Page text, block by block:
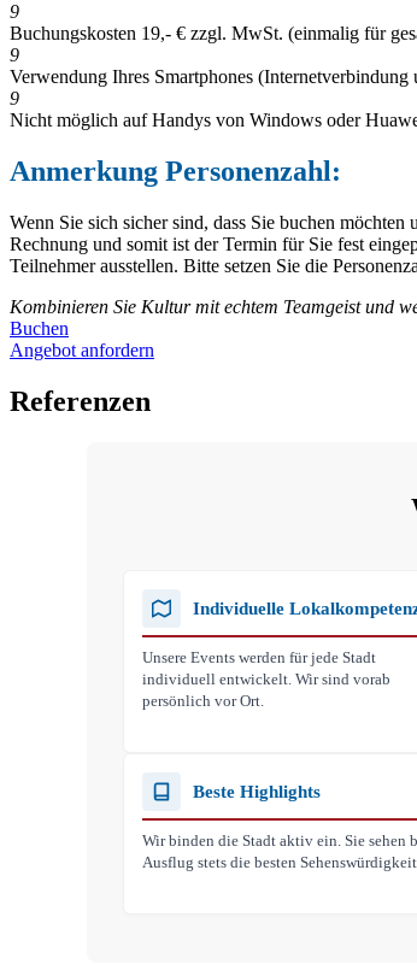
9
Buchungskosten 19,- € zzgl. MwSt. (einmalig für
9
Verwendung Ihres Smartphones
9
Nicht möglich auf Handys von Windows oder
Anmerkung Personenzahl:
Wenn Sie sich sicher sind, dass Sie buchen
Rechnung und somit ist der Termin für Sie fest
Teilnehmer ausstellen. Bitte setzen Sie die
Kombinieren Sie Kultur mit echtem Teamgeist und
Buchen
Angebot anfordern
Referenzen
Individuelle
Unsere Events werden für jede Stadt
individuell entwickelt. Wir sind vorab
persönlich vor Ort.
Beste Highlights
Wir binden die Stadt aktiv ein. Sie sehen
Ausflug stets die besten